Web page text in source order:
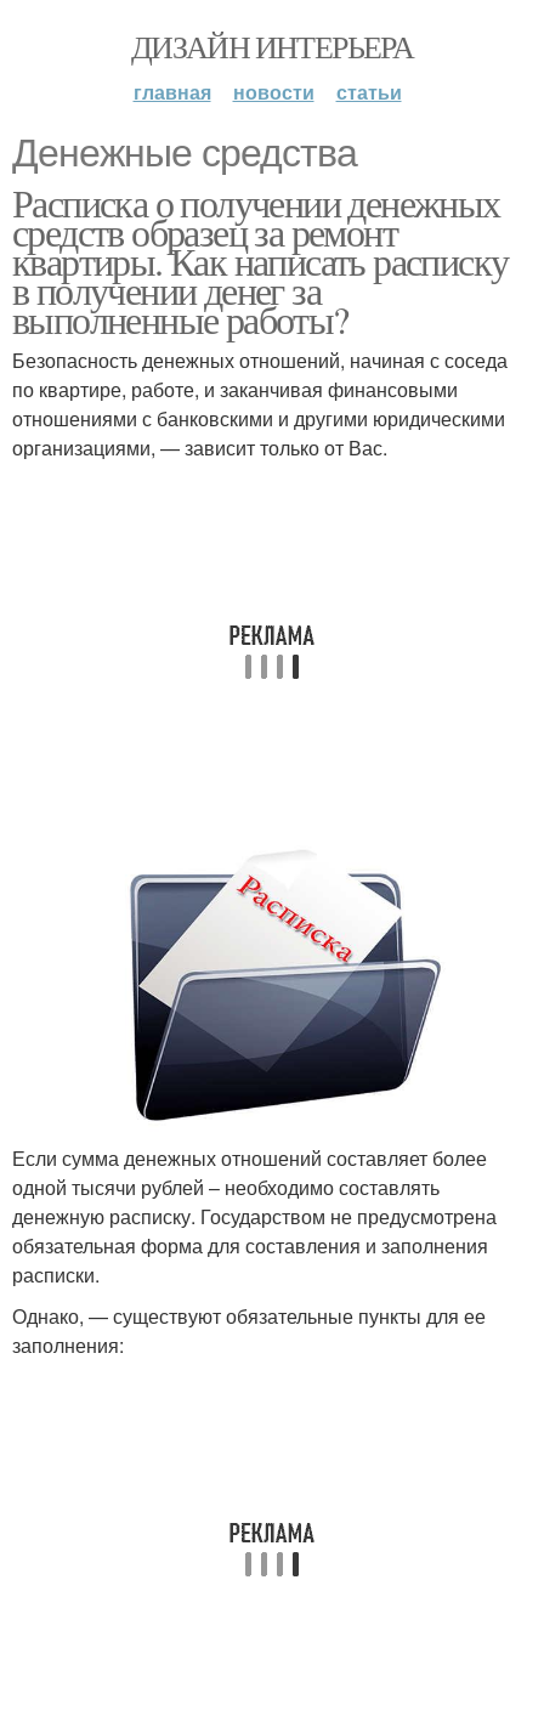
ДИЗАЙН ИНТЕРЬЕРА
главная новости статьи
Денежные средства
Расписка о получении денежных
средств образец за ремонт
квартиры. Как написать расписку
в получении денег за
выполненные работы?
Безопасность денежных отношений, начиная с соседа
по квартире, работе, и заканчивая финансовыми
отношениями с банковскими и другими юридическими
организациями, — зависит только от Вас.
Если сумма денежных отношений составляет более
одной тысячи рублей – необходимо составлять
денежную расписку. Государством не предусмотрена
обязательная форма для составления и заполнения
расписки.
Однако, — существуют обязательные пункты для ее
заполнения: